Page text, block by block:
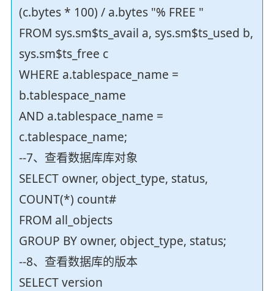
(c.bytes * 100) / a.bytes "% FREE "
FROM sys.sm$ts_avail a, sys.sm$ts_used b,
sys.sm$ts_free c
WHERE a.tablespace_name =
b.tablespace_name
AND a.tablespace_name =
c.tablespace_name;
--7、查看数据库库对象
SELECT owner, object_type, status,
COUNT(*) count#
FROM all_objects
GROUP BY owner, object_type, status;
--8、查看数据库的版本
SELECT version